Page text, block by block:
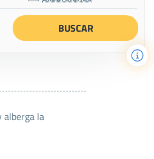
alberga la